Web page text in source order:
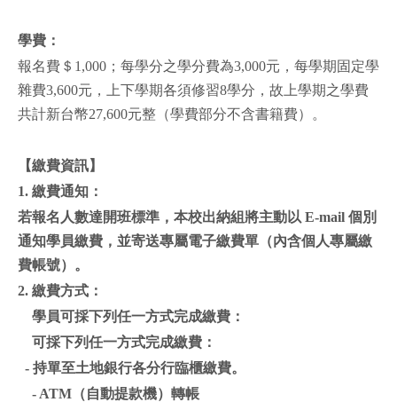
學費：
報名費＄1,000；每學分之學分費為3,000元，每學期固定學
雜費3,600元，上下學期各須修習8學分，故上學期之學費
共計新台幣27,600元整（學費部分不含書籍費）。
【繳費資訊】
1. 繳費通知：
若報名人數達開班標準，本校出納組將主動以 E-mail 個別
通知學員繳費，並寄送專屬電子繳費單（內含個人專屬繳
費帳號）。
2. 繳費方式：
學員可採下列任一方式完成繳費：
可採下列任一方式完成繳費：
- 持單至土地銀行各分行臨櫃繳費。
- ATM（自動提款機）轉帳